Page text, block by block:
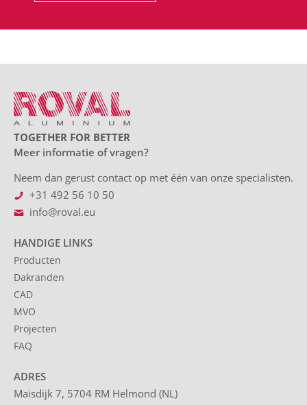
TOGETHER FOR BETTER
Meer informatie of vragen?
Neem dan gerust contact op met één van onze specialisten.
+31 492 56 10 50
info@roval.eu
HANDIGE LINKS
Producten
Dakranden
CAD
MVO
Projecten
FAQ
ADRES
Maisdijk 7, 5704 RM Helmond (NL)